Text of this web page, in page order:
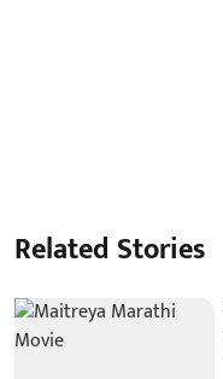
Related Stories